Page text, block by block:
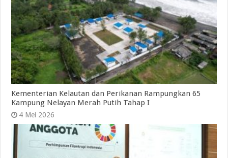
Kementerian Kelautan dan Perikanan Rampungkan 65
Kampung Nelayan Merah Putih Tahap I
4 Mei 2026